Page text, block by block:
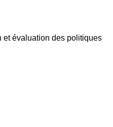
et évaluation des politiques